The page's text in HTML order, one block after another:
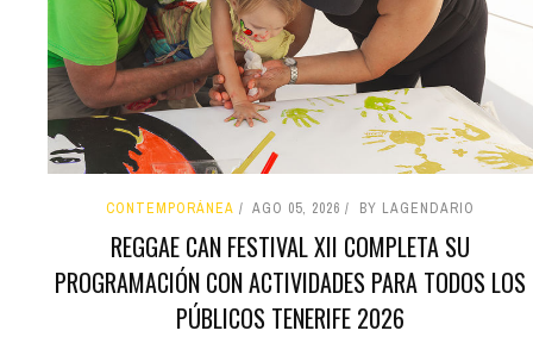
CONTEMPORÁNEA AGO 05, 2026 BY LAGENDARIO
REGGAE CAN FESTIVAL XII COMPLETA SU
PROGRAMACIÓN CON ACTIVIDADES PARA TODOS LOS
PÚBLICOS TENERIFE 2026